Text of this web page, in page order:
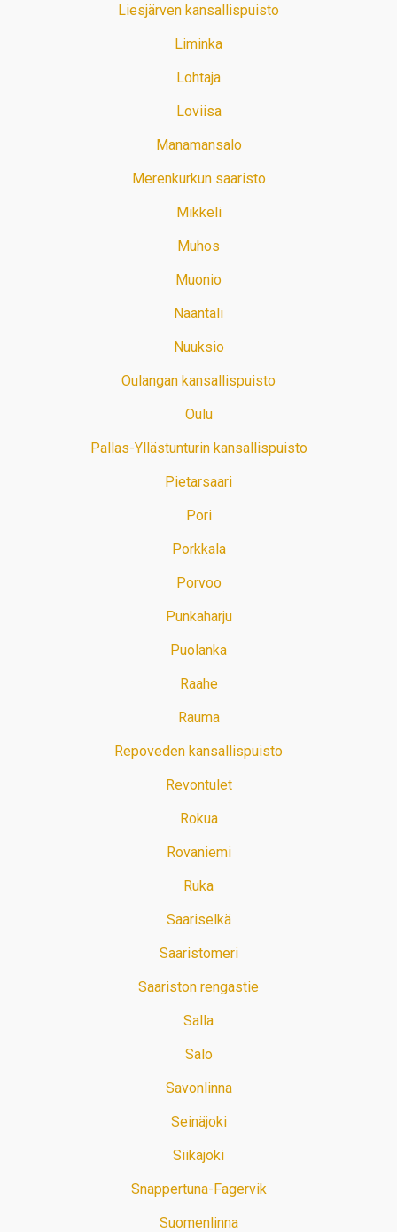
Liesjärven kansallispuisto
Liminka
Lohtaja
Loviisa
Manamansalo
Merenkurkun saaristo
Mikkeli
Muhos
Muonio
Naantali
Nuuksio
Oulangan kansallispuisto
Oulu
Pallas-Yllästunturin kansallispuisto
Pietarsaari
Pori
Porkkala
Porvoo
Punkaharju
Puolanka
Raahe
Rauma
Repoveden kansallispuisto
Revontulet
Rokua
Rovaniemi
Ruka
Saariselkä
Saaristomeri
Saariston rengastie
Salla
Salo
Savonlinna
Seinäjoki
Siikajoki
Snappertuna-Fagervik
Suomenlinna